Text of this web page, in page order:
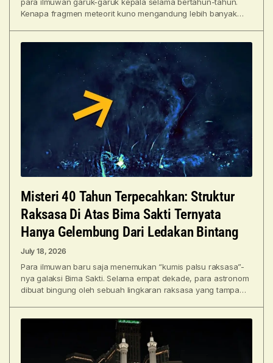
para ilmuwan garuk-garuk kepala selama bertahun-tahun.
Kenapa fragmen meteorit kuno mengandung lebih banyak
Misteri 40 Tahun Terpecahkan: Struktur
Raksasa Di Atas Bima Sakti Ternyata
Hanya Gelembung Dari Ledakan Bintang
July 18, 2026
Para ilmuwan baru saja menemukan “kumis palsu raksasa”-
nya galaksi Bima Sakti. Selama empat dekade, para astronom
dibuat bingung oleh sebuah lingkaran raksasa yang tampak